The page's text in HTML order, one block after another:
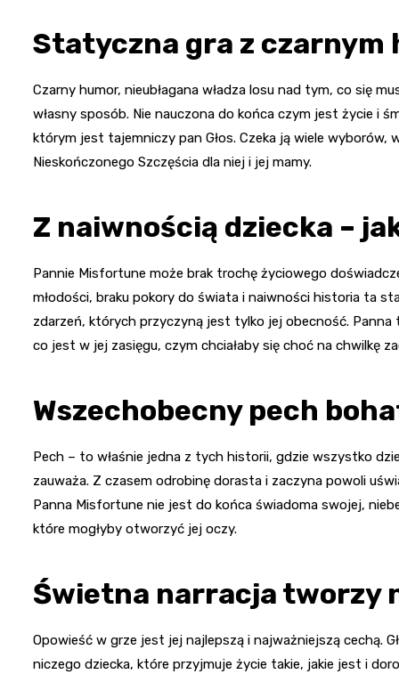
Statyczna gra z czarnym
Czarny humor, nieubłagana władza losu nad tym, co się
własny sposób. Nie nauczona do końca czym jest życie i
którym jest tajemniczy pan Głos. Czeka ją wiele
Nieskończonego Szczęścia dla niej i jej mamy.
Z naiwnością dziecka –
Pannie Misfortune może brak trochę życiowego
młodości, braku pokory do świata i naiwności historia ta
zdarzeń, których przyczyną jest tylko jej obecność.
co jest w jej zasięgu, czym chciałaby się choć na chwilkę
Wszechobecny pech
Pech – to właśnie jedna z tych historii, gdzie wszystko
zauważa. Z czasem odrobinę dorasta i zaczyna powoli
Panna Misfortune nie jest do końca świadoma swojej,
które mogłyby otworzyć jej oczy.
Świetna narracja tworzy
Opowieść w grze jest jej najlepszą i najważniejszą cechą.
niczego dziecka, które przyjmuje życie takie, jakie jest i